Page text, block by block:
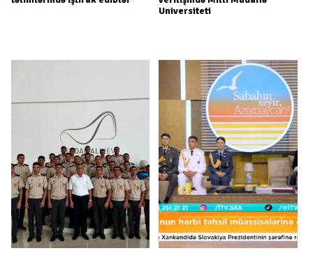
Universiteti